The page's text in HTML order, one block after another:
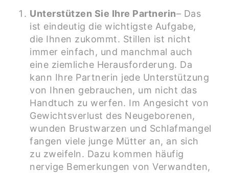
Unterstützen Sie Ihre Partnerin– Das
ist eindeutig die wichtigste Aufgabe,
die Ihnen zukommt. Stillen ist nicht
immer einfach, und manchmal auch
eine ziemliche Herausforderung. Da
kann Ihre Partnerin jede Unterstützung
von Ihnen gebrauchen, um nicht das
Handtuch zu werfen. Im Angesicht von
Gewichtsverlust des Neugeborenen,
wunden Brustwarzen und Schlafmangel
fangen viele junge Mütter an, an sich
zu zweifeln. Dazu kommen häufig
nervige Bemerkungen von Verwandten,